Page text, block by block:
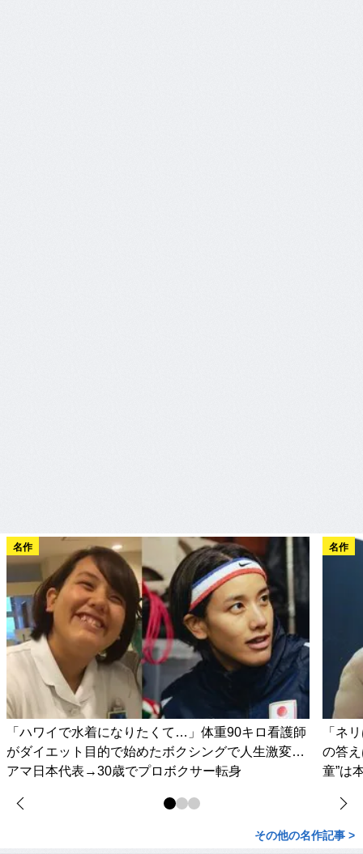
名作
「ハワイで水着になりたくて…」体重90キロ看護師
がダイエット目的で始めたボクシングで人生激変…
アマ日本代表→30歳でプロボクサー転身
名作
「ネ
の答
童”は
その他の名作記事 >